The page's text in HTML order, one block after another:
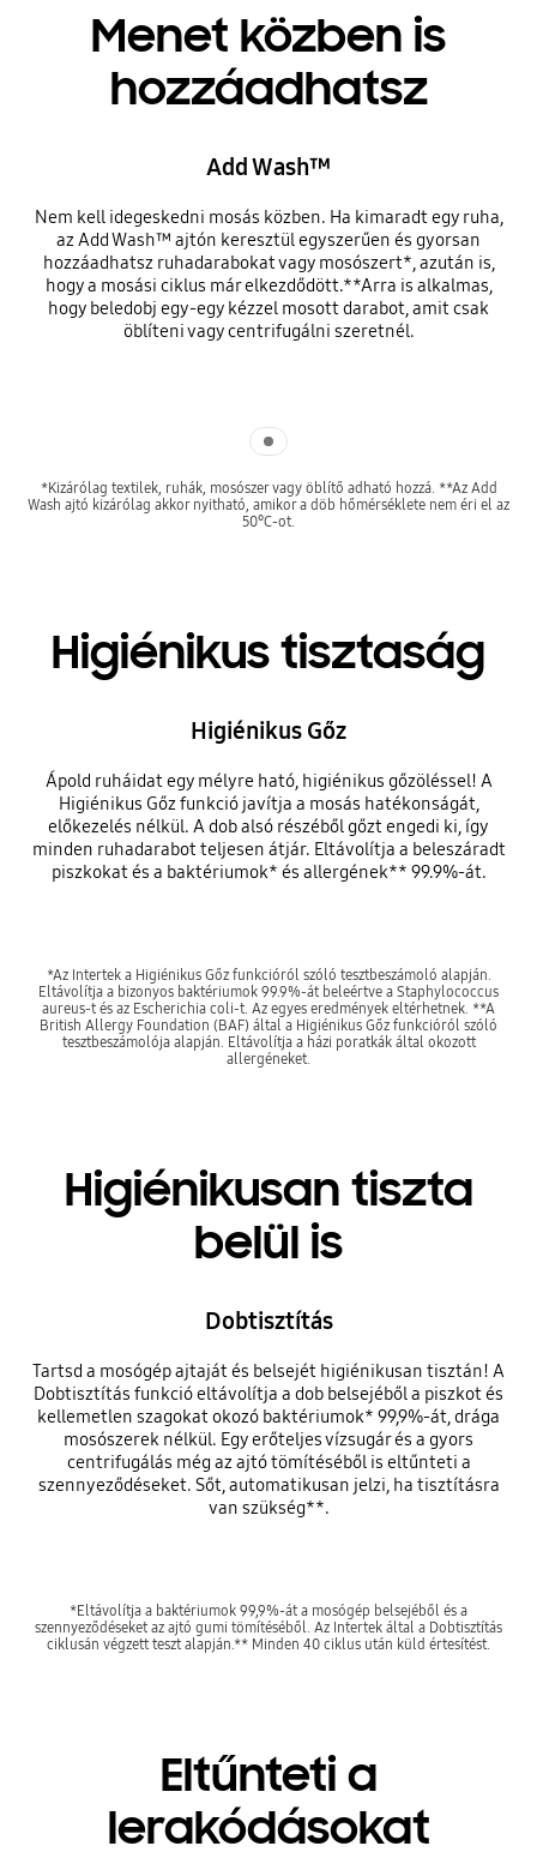
Menet közben is
hozzáadhatsz
Add Wash™
Nem kell idegeskedni mosás közben. Ha kimaradt egy ruha,
az Add Wash™ ajtón keresztül egyszerűen és gyorsan
hozzáadhatsz ruhadarabokat vagy mosószert*, azután is,
hogy a mosási ciklus már elkezdődött.**Arra is alkalmas,
hogy beledobj egy-egy kézzel mosott darabot, amit csak
öblíteni vagy centrifugálni szeretnél.
*Kizárólag textilek, ruhák, mosószer vagy öblítő adható hozzá. **Az Add
Wash ajtó kizárólag akkor nyitható, amikor a döb hőmérséklete nem éri el az
50°C-ot.
Higiénikus tisztaság
Higiénikus Gőz
Ápold ruháidat egy mélyre ható, higiénikus gőzöléssel! A
Higiénikus Gőz funkció javítja a mosás hatékonságát,
előkezelés nélkül. A dob alsó részéből gőzt engedi ki, így
minden ruhadarabot teljesen átjár. Eltávolítja a beleszáradt
piszkokat és a baktériumok* és allergének** 99.9%-át.
*Az Intertek a Higiénikus Gőz funkcióról szóló tesztbeszámoló alapján.
Eltávolítja a bizonyos baktériumok 99.9%-át beleértve a Staphylococcus
aureus-t és az Escherichia coli-t. Az egyes eredmények eltérhetnek. **A
British Allergy Foundation (BAF) által a Higiénikus Gőz funkcióról szóló
tesztbeszámolója alapján. Eltávolítja a házi poratkák által okozott
allergéneket.
Higiénikusan tiszta
belül is
Dobtisztítás
Tartsd a mosógép ajtaját és belsejét higiénikusan tisztán! A
Dobtisztítás funkció eltávolítja a dob belsejéből a piszkot és
kellemetlen szagokat okozó baktériumok* 99,9%-át, drága
mosószerek nélkül. Egy erőteljes vízsugár és a gyors
centrifugálás még az ajtó tömítéséből is eltűnteti a
szennyeződéseket. Sőt, automatikusan jelzi, ha tisztításra
van szükség**.
*Eltávolítja a baktériumok 99,9%-át a mosógép belsejéből és a
szennyeződéseket az ajtó gumi tömítéséből. Az Intertek által a Dobtisztítás
ciklusán végzett teszt alapján.** Minden 40 ciklus után küld értesítést.
Eltűnteti a
lerakódásokat